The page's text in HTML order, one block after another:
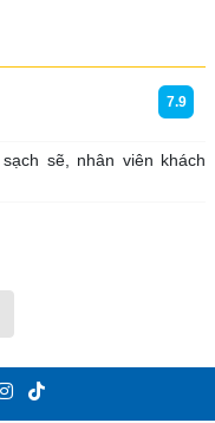
7.9
sẽ, nhân viên khách